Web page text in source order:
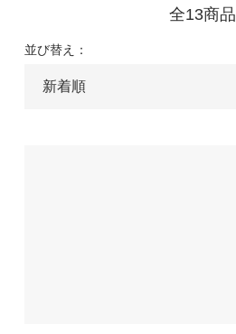
全13商品
並び替え：